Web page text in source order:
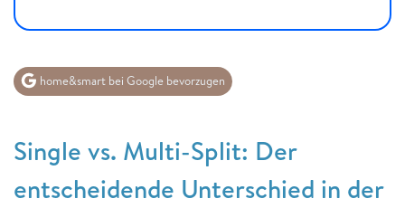
home&smart bei Google bevorzugen
Single vs. Multi-Split: Der
entscheidende Unterschied in der